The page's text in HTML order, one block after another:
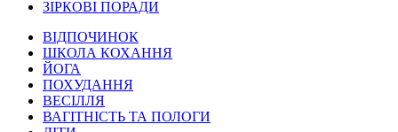
ЗІРКОВІ ПОРАДИ
ВІДПОЧИНОК
ШКОЛА КОХАННЯ
ЙОГА
ПОХУДАННЯ
ВЕСІЛЛЯ
ВАГІТНІСТЬ ТА ПОЛОГИ